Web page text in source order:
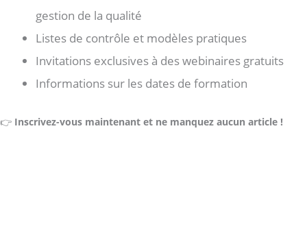
gestion de la qualité
Listes de contrôle et modèles pratiques
Invitations exclusives à des webinaires gratuits
Informations sur les dates de formation
👉 Inscrivez-vous maintenant et ne manquez aucun article !